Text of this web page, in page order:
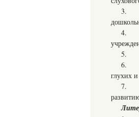
3.
4.
5.
6.
глухих
7. 7.